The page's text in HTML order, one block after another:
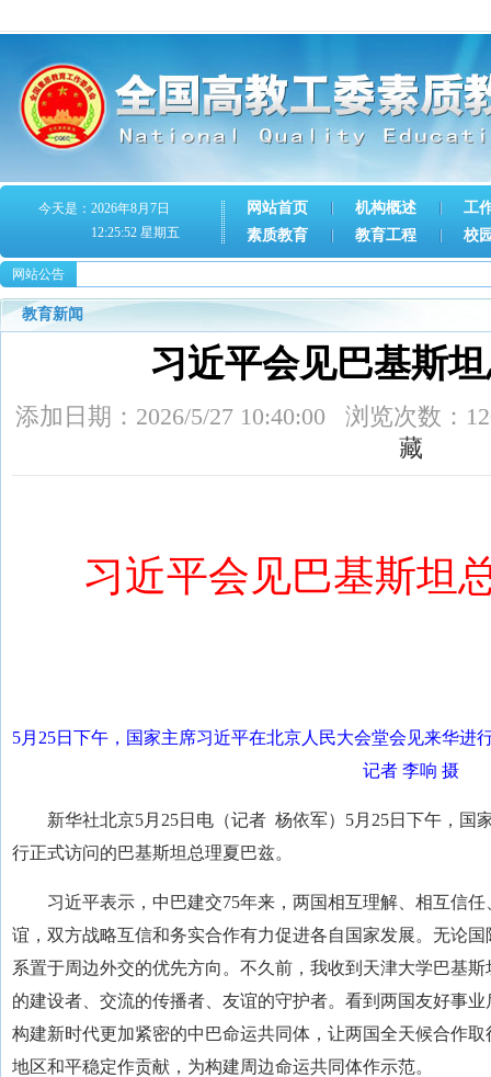
今天是：2026年8月7日
12:25:52 星期五
网站首页 机构概述
工
素质教育
教育工程 校
网站公告
教育新闻
习近平会见巴基斯
添加日期：2026/5/27 10:40:00 浏览次数
藏
习近平会见巴基斯坦
5月25日下午，国家主席习近平在北京人民大会堂会见来华进
记者 李响 摄
新华社北京5月25日电（记者 杨依军）5月25日下午，国
行正式访问的巴基斯坦总理夏巴兹。
习近平表示，中巴建交75年来，两国相互理解、相互信
谊，双方战略互信和务实合作有力促进各自国家发展。无论
系置于周边外交的优先方向。不久前，我收到天津大学巴基
的建设者、交流的传播者、友谊的守护者。看到两国友好事
构建新时代更加紧密的中巴命运共同体，让两国全天候合作
地区和平稳定作贡献，为构建周边命运共同体作示范。